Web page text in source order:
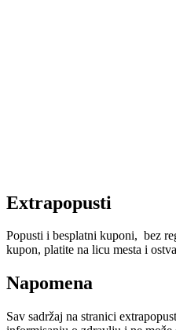
Extrapopusti
Popusti i besplatni kuponi, bez
kupon, platite na licu mesta i
Napomena
Sav sadržaj na stranici